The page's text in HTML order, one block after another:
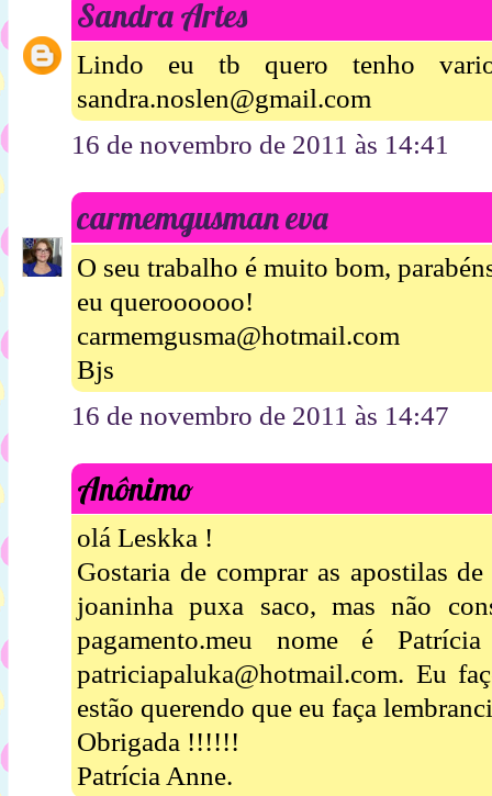
Sandra Artes
Lindo eu tb quero tenho
sandra.noslen@gmail.com
16 de novembro de 2011 às 14:41
carmemgusman eva
O seu trabalho é muito bom,
eu queroooooo!
carmemgusma@hotmail.com
Bjs
16 de novembro de 2011 às 14:47
Anônimo
olá Leskka !
Gostaria de comprar as apostilas
joaninha puxa saco, mas não
pagamento.meu nome é
patriciapaluka@hotmail.com. Eu
estão querendo que eu faça
Obrigada !!!!!!
Patrícia Anne.